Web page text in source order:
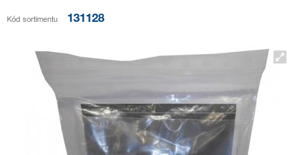
Kód sortimentu 131128